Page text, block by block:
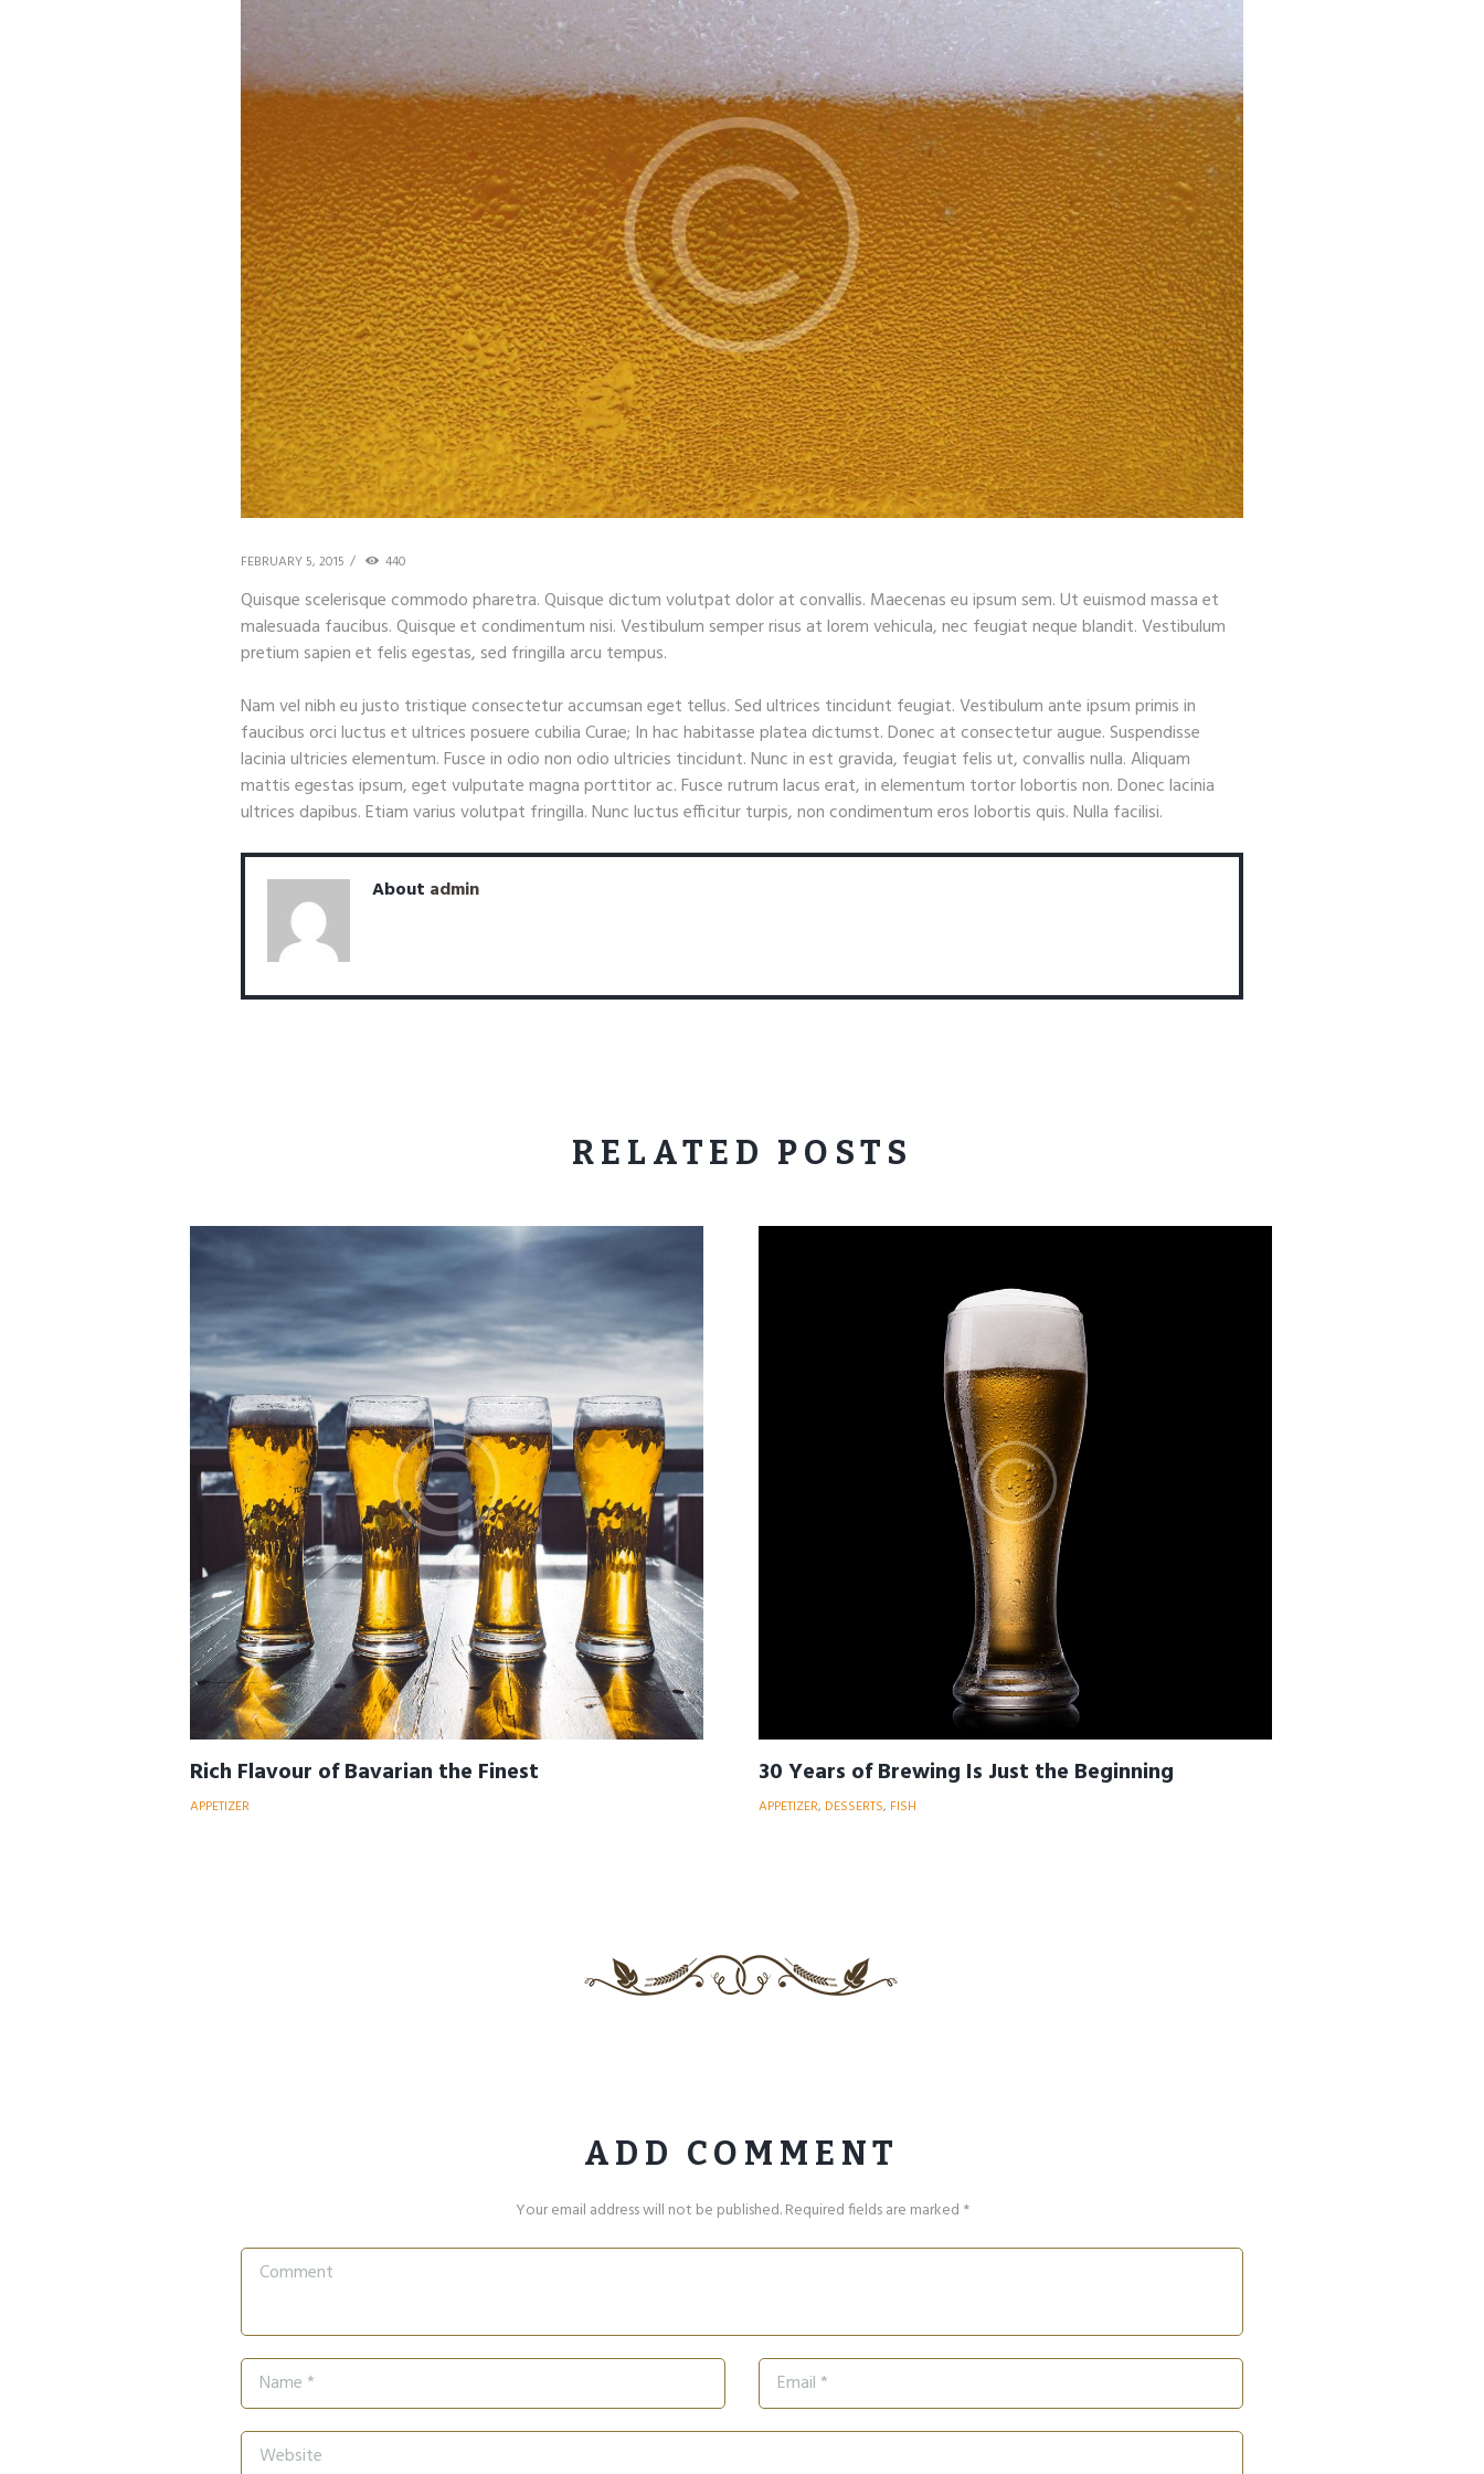
FEBRUARY 5, 2015 440
Quisque scelerisque commodo pharetra. Quisque dictum volutpat dolor at convallis. Maecenas eu ipsum sem. Ut euismod massa et
malesuada faucibus. Quisque et condimentum nisi. Vestibulum semper risus at lorem vehicula, nec feugiat neque blandit. Vestibulum
pretium sapien et felis egestas, sed fringilla arcu tempus.
Nam vel nibh eu justo tristique consectetur accumsan eget tellus. Sed ultrices tincidunt feugiat. Vestibulum ante ipsum primis in
faucibus orci luctus et ultrices posuere cubilia Curae; In hac habitasse platea dictumst. Donec at consectetur augue. Suspendisse
lacinia ultricies elementum. Fusce in odio non odio ultricies tincidunt. Nunc in est gravida, feugiat felis ut, convallis nulla. Aliquam
mattis egestas ipsum, eget vulputate magna porttitor ac. Fusce rutrum lacus erat, in elementum tortor lobortis non. Donec lacinia
ultrices dapibus. Etiam varius volutpat fringilla. Nunc luctus efficitur turpis, non condimentum eros lobortis quis. Nulla facilisi.
About admin
RELATED POSTS
Rich Flavour of Bavarian the Finest
APPETIZER
30 Years of Brewing Is Just the Beginning
APPETIZER, DESSERTS, FISH
ADD COMMENT
Your email address will not be published. Required fields are marked *